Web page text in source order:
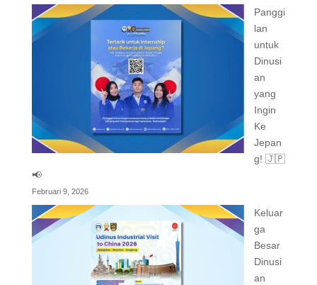
Panggi
lan
untuk
Dinusi
an
yang
Ingin
Ke
Jepan
g! 🇯🇵
📢
Februari 9, 2026
Keluar
ga
Besar
Dinusi
an